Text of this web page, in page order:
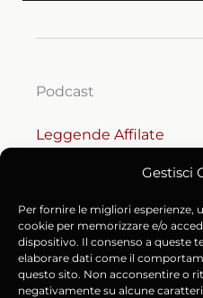
Gestisci
Per fornire le migliori esperienze,
cookie per memorizzare e/o
dispositivo. Il consenso a queste
elaborare dati come il
questo sito. Non acconsentire o
negativamente su alcune
Podcast
Leggende Affilate
Storia della Magia
Sangue e Metallo
Guarda su YouTube
Libri